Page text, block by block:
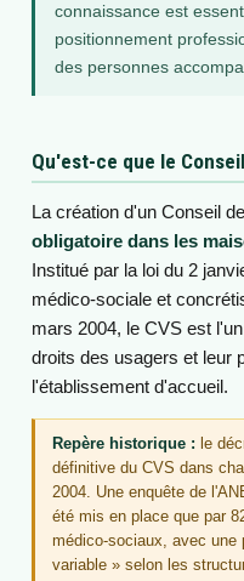
connaissance est
positionnement
des personnes
Qu'est-ce que le
La création d'un Conseil
obligatoire dans les
Institué par la loi du 2
médico-sociale et
mars 2004, le CVS est
droits des usagers et leur
l'établissement d'accueil.
Repère historique : le
définitive du CVS dans
2004. Une enquête de
été mis en place que par
médico-sociaux, avec une
variable » selon les